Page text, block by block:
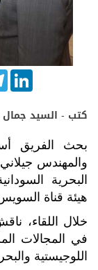
T
e
l
g
a
m
L
i
n
e
I
n
كتب - السيد جمال
بحث الفريق
والمهندس
البحرية
هيئة قناة
خلال اللقاء،
في المجالات
اللوجيستية